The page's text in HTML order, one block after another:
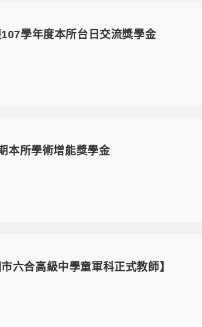
學年度本所台日交流獎學金
本所學術增能獎學金
六合高級中學童軍科正式教師】